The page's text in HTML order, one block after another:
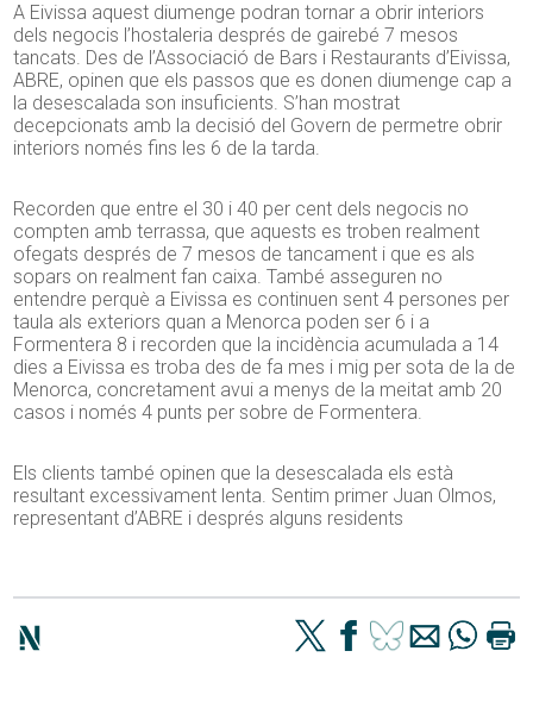
A Eivissa aquest diumenge podran tornar a obrir interiors
dels negocis l’hostaleria després de gairebé 7 mesos
tancats. Des de l’Associació de Bars i Restaurants d’Eivissa,
ABRE, opinen que els passos que es donen diumenge cap a
la desescalada son insuficients. S’han mostrat
decepcionats amb la decisió del Govern de permetre obrir
interiors només fins les 6 de la tarda.
Recorden que entre el 30 i 40 per cent dels negocis no
compten amb terrassa, que aquests es troben realment
ofegats després de 7 mesos de tancament i que es als
sopars on realment fan caixa. També asseguren no
entendre perquè a Eivissa es continuen sent 4 persones per
taula als exteriors quan a Menorca poden ser 6 i a
Formentera 8 i recorden que la incidència acumulada a 14
dies a Eivissa es troba des de fa mes i mig per sota de la de
Menorca, concretament avui a menys de la meitat amb 20
casos i només 4 punts per sobre de Formentera.
Els clients també opinen que la desescalada els està
resultant excessivament lenta. Sentim primer Juan Olmos,
representant d’ABRE i després alguns residents